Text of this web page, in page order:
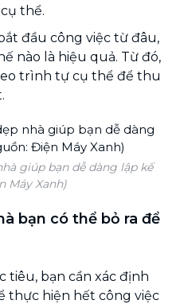
thể.
đầu công việc từ đâu,
nào là hiệu quả. Từ đó,
trình tự cụ thể để thu
giúp bạn dễ dàng lập kế
Máy Xanh)
bạn có thể bỏ ra để
tiêu, bạn cần xác định
thực hiện hết công việc